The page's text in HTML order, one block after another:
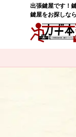
出張鍵屋です！
鍵屋をお探しな